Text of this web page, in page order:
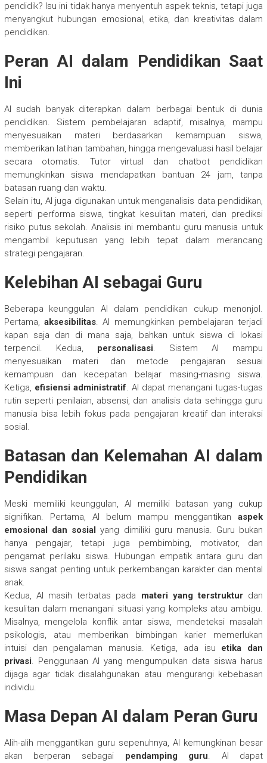
pendidik? Isu ini tidak hanya menyentuh aspek teknis, tetapi juga
menyangkut hubungan emosional, etika, dan kreativitas dalam
pendidikan.
Peran AI dalam Pendidikan Saat
Ini
AI sudah banyak diterapkan dalam berbagai bentuk di dunia
pendidikan. Sistem pembelajaran adaptif, misalnya, mampu
menyesuaikan materi berdasarkan kemampuan siswa,
memberikan latihan tambahan, hingga mengevaluasi hasil belajar
secara otomatis. Tutor virtual dan chatbot pendidikan
memungkinkan siswa mendapatkan bantuan 24 jam, tanpa
batasan ruang dan waktu.
Selain itu, AI juga digunakan untuk menganalisis data pendidikan,
seperti performa siswa, tingkat kesulitan materi, dan prediksi
risiko putus sekolah. Analisis ini membantu guru manusia untuk
mengambil keputusan yang lebih tepat dalam merancang
strategi pengajaran.
Kelebihan AI sebagai Guru
Beberapa keunggulan AI dalam pendidikan cukup menonjol.
Pertama,aksesibilitas. AI memungkinkan pembelajaran terjadi
kapan saja dan di mana saja, bahkan untuk siswa di lokasi
terpencil. Kedua, personalisasi. Sistem AI mampu
menyesuaikan materi dan metode pengajaran sesuai
kemampuan dan kecepatan belajar masing-masing siswa.
Ketiga, efisiensi administratif. AI dapat menangani tugas-tugas
rutin seperti penilaian, absensi, dan analisis data sehingga guru
manusia bisa lebih fokus pada pengajaran kreatif dan interaksi
sosial.
Batasan dan Kelemahan AI dalam
Pendidikan
Meski memiliki keunggulan, AI memiliki batasan yang cukup
signifikan. Pertama, AI belum mampu menggantikanaspek
emosional dan sosial
yang dimiliki guru manusia. Guru bukan
hanya pengajar, tetapi juga pembimbing, motivator, dan
pengamat perilaku siswa. Hubungan empatik antara guru dan
siswa sangat penting untuk perkembangan karakter dan mental
anak.
Kedua, AI masih terbatas pada materi yang terstruktur dan
kesulitan dalam menangani situasi yang kompleks atau ambigu.
Misalnya, mengelola konflik antar siswa, mendeteksi masalah
psikologis, atau memberikan bimbingan karier memerlukan
intuisi dan pengalaman manusia. Ketiga, ada isu etika dan
privasi. Penggunaan AI yang mengumpulkan data siswa harus
dijaga agar tidak disalahgunakan atau mengurangi kebebasan
individu.
Masa Depan AI dalam Peran Guru
Alih-alih menggantikan guru sepenuhnya, AI kemungkinan besar
akan berperan sebagai pendamping guru. AI dapat